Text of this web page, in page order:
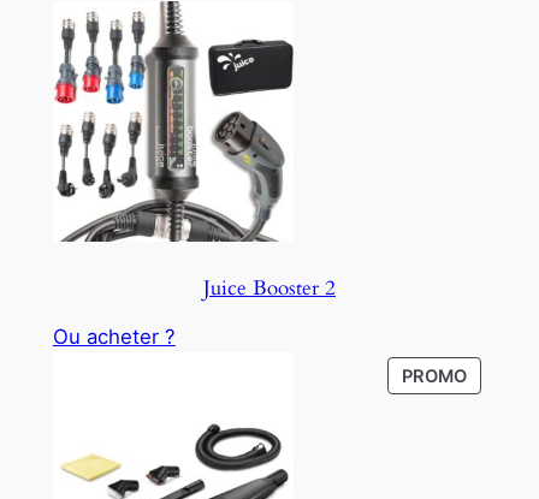
Juice Booster 2
Ou acheter ?
PROMOP
R